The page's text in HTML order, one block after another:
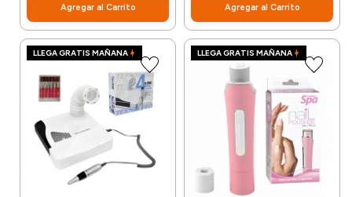
Agregar al Carrito Agregar al Carrito
LLEGA GRATIS MAÑANA LLEGA GRATIS MAÑANA